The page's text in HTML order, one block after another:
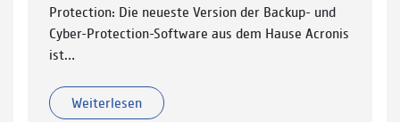
Protection: Die neueste Version der Backup- und
Cyber-Protection-Software aus dem Hause Acronis
ist…
Weiterlesen